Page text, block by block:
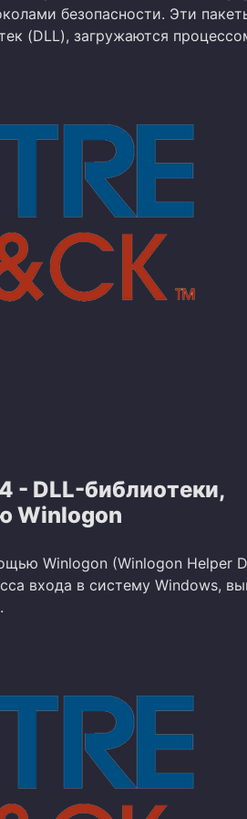
безопасности. Эти
(DLL), загружаются
- DLL-библиотеки,
Winlogon
Winlogon (Winlogon Helper
входа в систему Windows,